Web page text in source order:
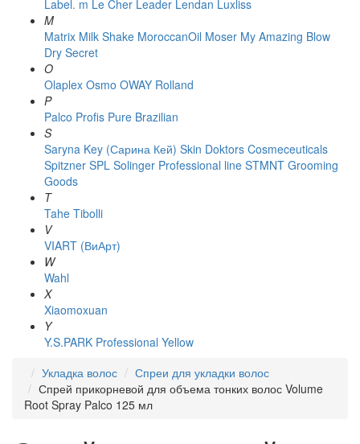
Label. m Le Cher Leader Lendan Luxliss
M
Matrix Milk Shake MoroccanOil Moser My Amazing Blow
Dry Secret
O
Olaplex Osmo OWAY Rolland
P
Palco Profis Pure Brazilian
S
Saryna Key (Сарина Кей) Skin Doktors Cosmeceuticals
Spitzner SPL Solinger Professional line STMNT Grooming
Goods
T
Tahe Tibolli
V
VIART (ВиАрт)
W
Wahl
X
Xiaomoxuan
Y
Y.S.PARK Professional Yellow
Укладка волос
Спреи для укладки волос
Спрей прикорневой для объема тонких волос Volume
Root Spray Palco 125 мл